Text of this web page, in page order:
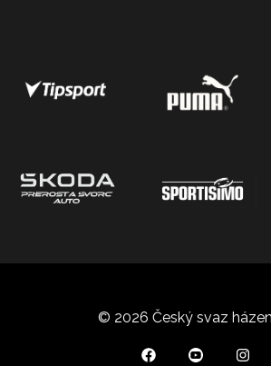
© 2026 Český svaz